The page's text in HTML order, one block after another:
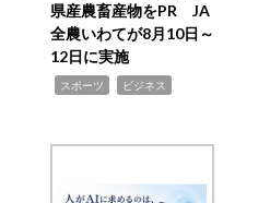
県産農畜産物をPR JA
全農いわてが8月10日～
12日に実施
スポーツ ビジネス